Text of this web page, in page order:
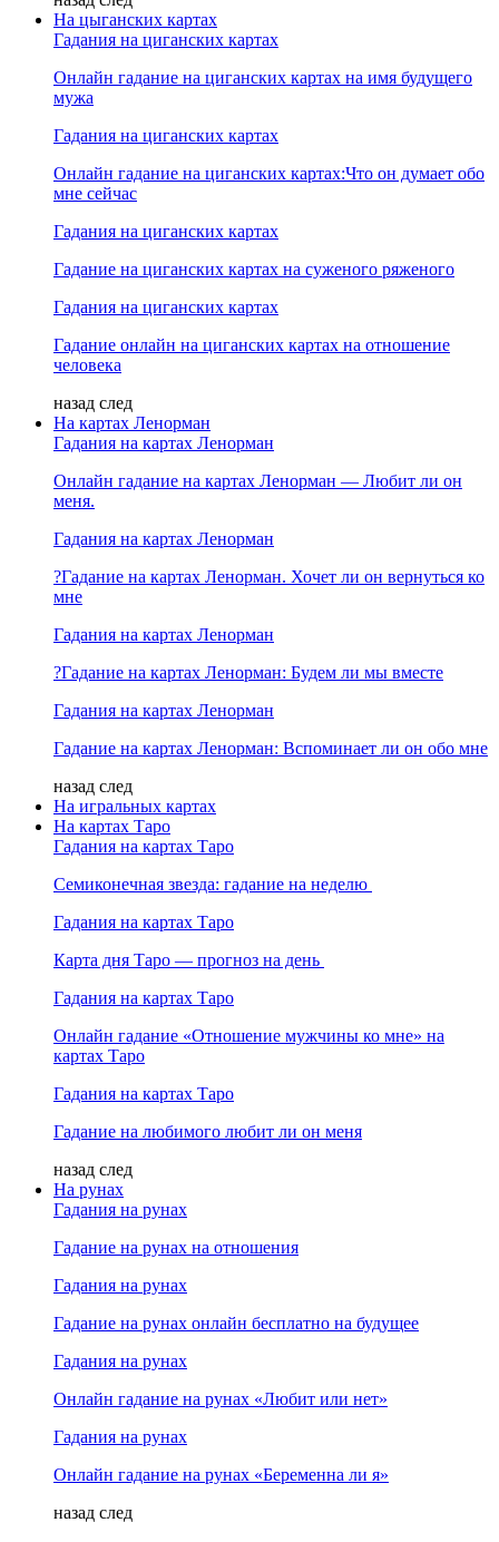
На цыганских картах
Гадания на циганских картах
Онлайн гадание на циганских картах на имя будущего
мужа
Гадания на циганских картах
Онлайн гадание на циганских картах:Что он думает обо
мне сейчас
Гадания на циганских картах
Гадание на циганских картах на суженого ряженого
Гадания на циганских картах
Гадание онлайн на циганских картах на отношение
человека
назад след
На картах Ленорман
Гадания на картах Ленорман
Онлайн гадание на картах Ленорман — Любит ли он
меня.
Гадания на картах Ленорман
?Гадание на картах Ленорман. Хочет ли он вернуться ко
мне
Гадания на картах Ленорман
?Гадание на картах Ленорман: Будем ли мы вместе
Гадания на картах Ленорман
Гадание на картах Ленорман: Вспоминает ли он обо мне
назад след
На игральных картах
На картах Таро
Гадания на картах Таро
Семиконечная звезда: гадание на неделю
Гадания на картах Таро
Карта дня Таро — прогноз на день
Гадания на картах Таро
Онлайн гадание «Отношение мужчины ко мне» на
картах Таро
Гадания на картах Таро
Гадание на любимого любит ли он меня
назад след
На рунах
Гадания на рунах
Гадание на рунах на отношения
Гадания на рунах
Гадание на рунах онлайн бесплатно на будущее
Гадания на рунах
Онлайн гадание на рунах «Любит или нет»
Гадания на рунах
Онлайн гадание на рунах «Беременна ли я»
назад след